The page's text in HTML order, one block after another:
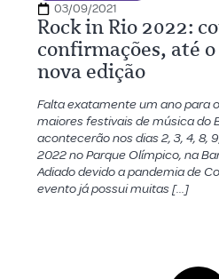
03/09/2021
Rock in Rio 2022:
confirmações, até
nova edição
Falta exatamente um ano para
maiores festivais de música do
acontecerão nos dias 2, 3, 4, 8,
2022 no Parque Olímpico, na
Adiado devido a pandemia de
evento já possui muitas […]